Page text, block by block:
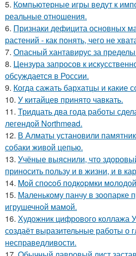
5. Компьютерные игры ведут к
реальные отношения.
6. Признаки дефицита основных
растений - как понять, чего не
7. Опасный хантавирус за
8. Цензура запросов к
обсуждается в России.
9. Когда сажать бархатцы и какие
10. У китайцев принято чавкать.
11. Тридцать два года работы
легендой Northmead.
12. В Алматы установили
собаки живой цепью.
13. Учёные выяснили, что
приносить пользу и в жизни, и в
14. Moй споcoб подкopмки
15. Маленькому панчу в зоопарке
игрушечной мамой.
16. Художник цифрового коллажа
создаёт выразительные работы о
несправедливости.